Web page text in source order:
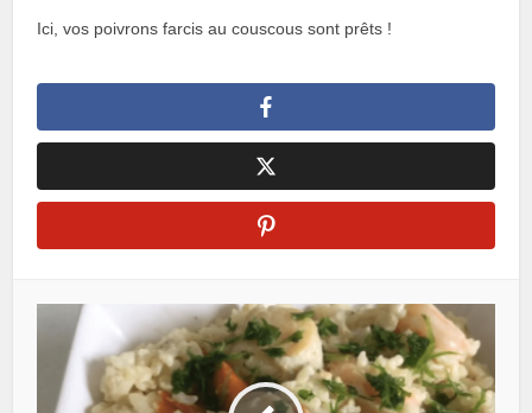
Ici, vos poivrons farcis au couscous sont prêts !